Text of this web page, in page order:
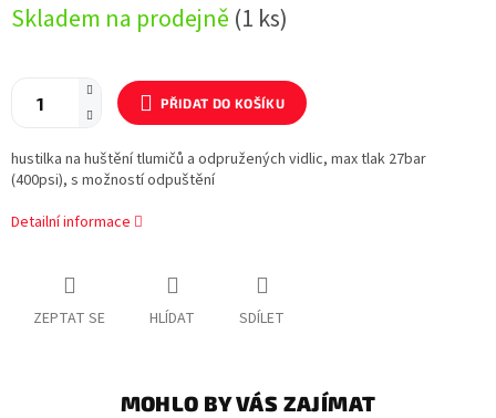
cena:
Skladem na prodejně (1 ks)
PŘIDAT DO KOŠÍKU
hustilka na huštění tlumičů a odpružených vidlic, max tlak 27bar
(400psi), s možností odpuštění
Detailní informace
ZEPTAT SE HLÍDAT SDÍLET
MOHLO BY VÁS ZAJÍMAT